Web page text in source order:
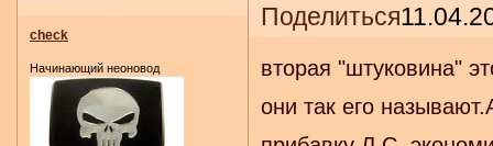
Поделиться
check
Начинающий неоновод
вторая "штуковина"
они так его